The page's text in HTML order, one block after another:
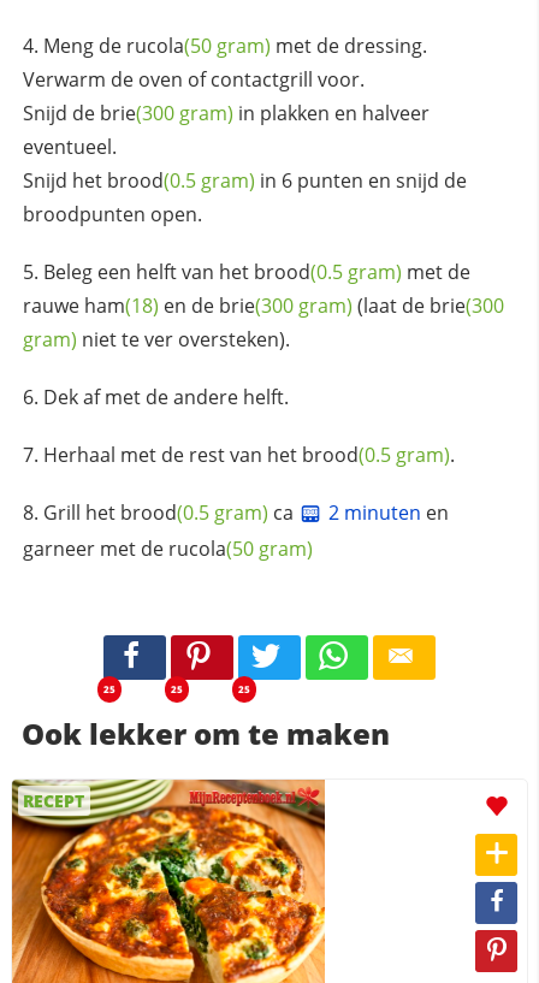
Meng de rucola(50 gram) met de dressing.
Verwarm de oven of contactgrill voor.
Snijd de brie(300 gram) in plakken en halveer
eventueel.
Snijd het brood(0.5 gram) in 6 punten en snijd de
broodpunten open.
Beleg een helft van het brood(0.5 gram) met de
rauwe ham(18) en de brie(300 gram) (laat de brie(300
gram) niet te ver oversteken).
Dek af met de andere helft.
Herhaal met de rest van het brood(0.5 gram).
Grill het brood(0.5 gram) ca 2 minuten en
garneer met de rucola(50 gram)
25 25 25
Ook lekker om te maken
RECEPT